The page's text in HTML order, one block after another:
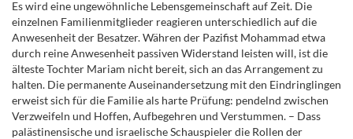
Es wird eine ungewöhnliche Lebensgemeinschaft auf Zeit. Die
einzelnen Familienmitglieder reagieren unterschiedlich auf die
Anwesenheit der Besatzer. Währen der Pazifist Mohammad etwa
durch reine Anwesenheit passiven Widerstand leisten will, ist die
älteste Tochter Mariam nicht bereit, sich an das Arrangement zu
halten. Die permanente Auseinandersetzung mit den Eindringlingen
erweist sich für die Familie als harte Prüfung: pendelnd zwischen
Verzweifeln und Hoffen, Aufbegehren und Verstummen. – Dass
palästinensische und israelische Schauspieler die Rollen der